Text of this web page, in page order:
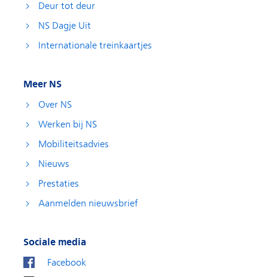
Deur tot deur
NS Dagje Uit
Internationale treinkaartjes
Meer NS
Over NS
Werken bij NS
Mobiliteitsadvies
Nieuws
Prestaties
Aanmelden nieuwsbrief
Sociale media
Facebook